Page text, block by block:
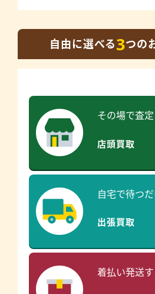
自由に選べる3つの
その場で査
店頭買取
自宅で待つ
出張買取
着払い発送